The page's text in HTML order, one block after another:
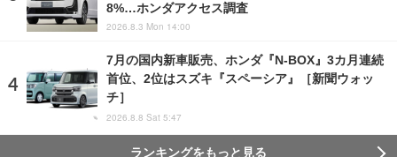
8%…ホンダアクセス調査
2026.8.3 Mon 14:00
7月の国内新車販売、ホンダ『N-BOX』3カ月連続
首位、2位はスズキ『スペーシア』［新聞ウォッ
チ］
2026.8.8 Sat 5:47
ランキングをもっと見る